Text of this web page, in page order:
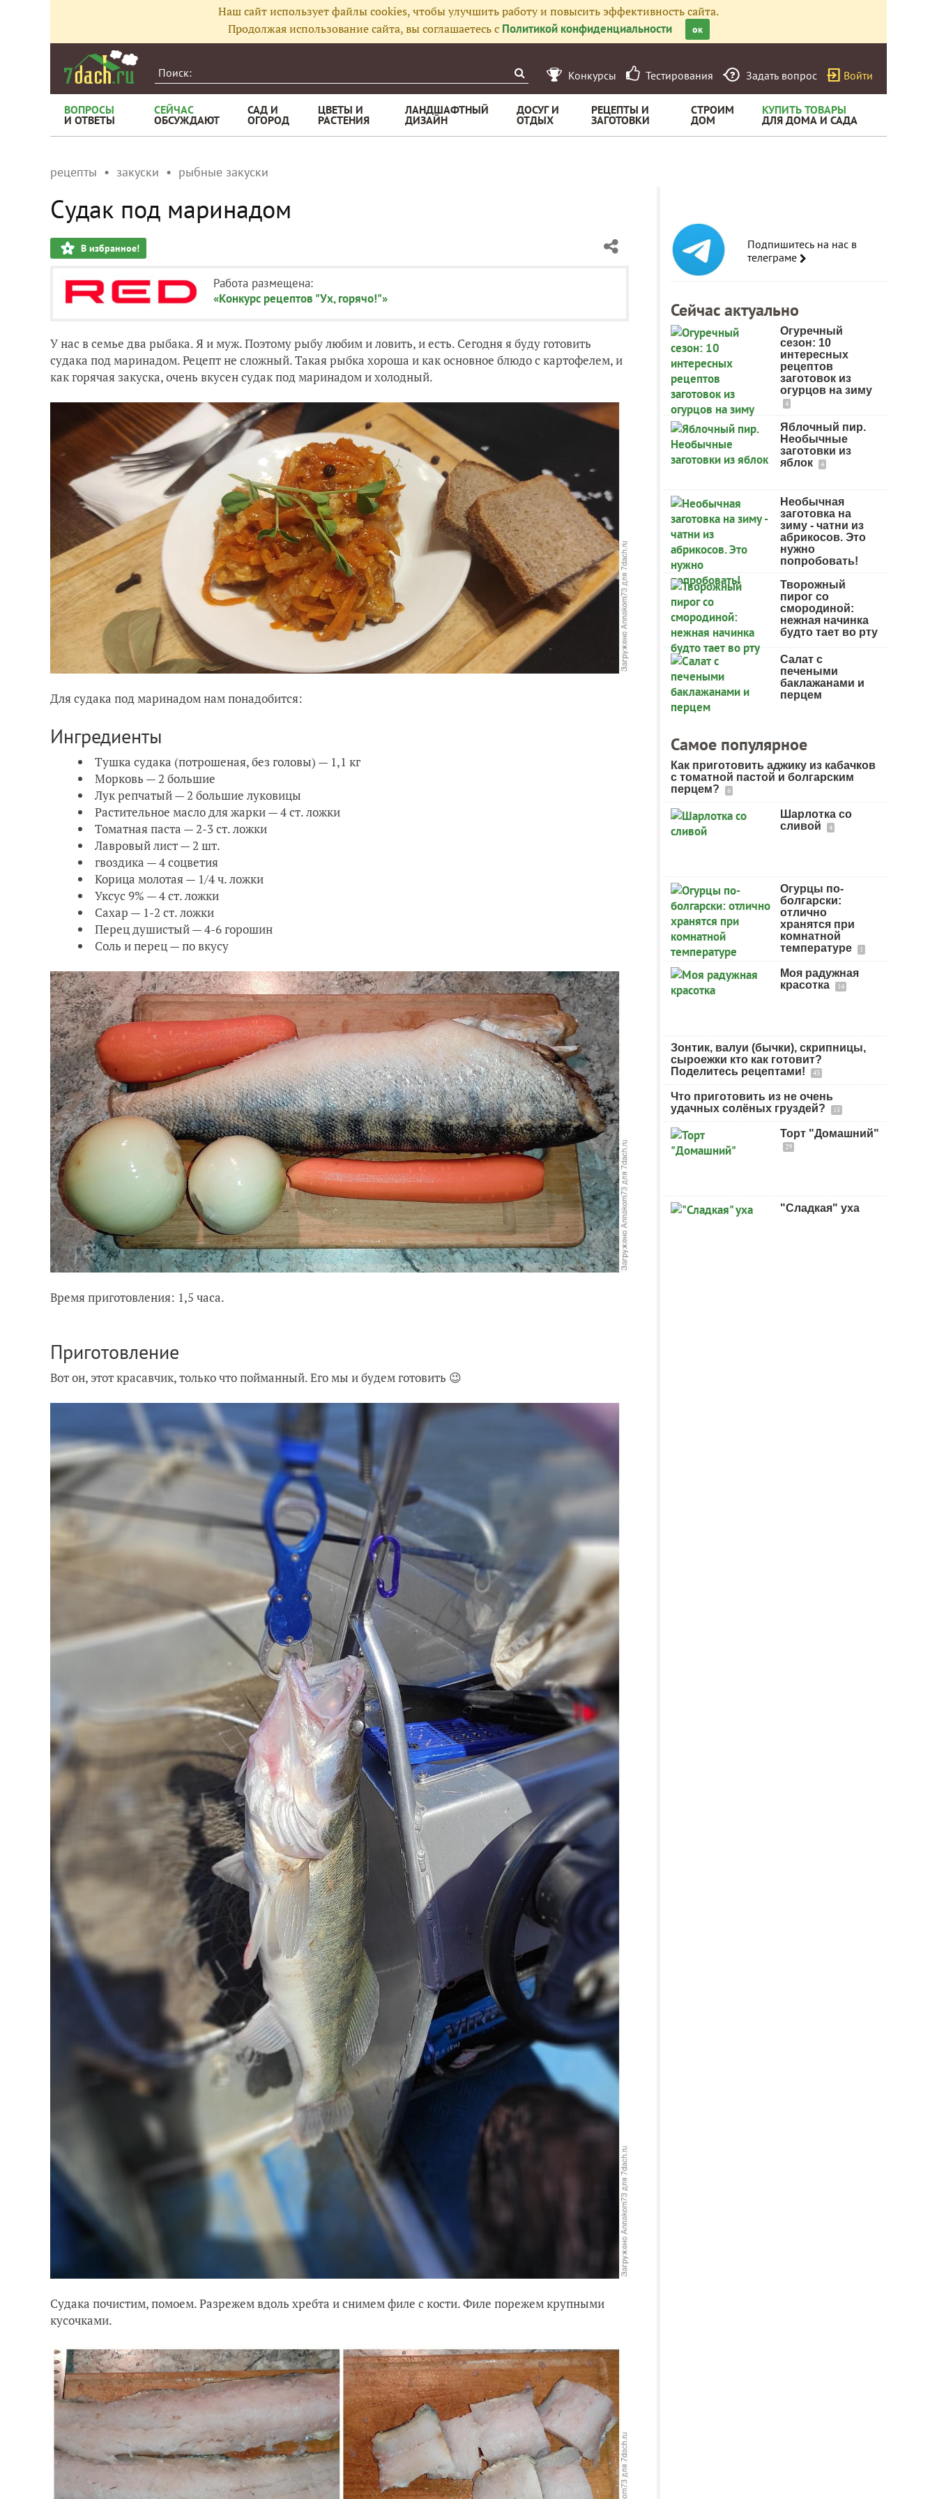
Наш сайт использует файлы cookies, чтобы улучшить работу и повысить эффективность сайта.
Продолжая использование сайта, вы соглашаетесь с Политикой конфиденциальности ок
Конкурсы Тестирования Задать вопрос Войти
ВОПРОСЫ
И ОТВЕТЫ
СЕЙЧАС
ОБСУЖДАЮТ
САД И
ОГОРОД
ЦВЕТЫ И
РАСТЕНИЯ
ЛАНДШАФТНЫЙ
ДИЗАЙН
ДОСУГ И
ОТДЫХ
РЕЦЕПТЫ И
ЗАГОТОВКИ
СТРОИМ
ДОМ
КУПИТЬ ТОВАРЫ
ДЛЯ ДОМА И САДА
рецепты закуски рыбные закуски
Судак под маринадом
В избранное!
Работа размещена:
«Конкурс рецептов "Ух, горячо!"»
У нас в семье два рыбака. Я и муж. Поэтому рыбу любим и ловить, и есть. Сегодня я буду готовить
судака под маринадом. Рецепт не сложный. Такая рыбка хороша и как основное блюдо с картофелем, и
как горячая закуска, очень вкусен судак под маринадом и холодный.
Для судака под маринадом нам понадобится:
Ингредиенты
Тушка судака (потрошеная, без головы) — 1,1 кг
Морковь — 2 большие
Лук репчатый — 2 большие луковицы
Растительное масло для жарки — 4 ст. ложки
Томатная паста — 2-3 ст. ложки
Лавровый лист — 2 шт.
гвоздика — 4 соцветия
Корица молотая — 1/4 ч. ложки
Уксус 9% — 4 ст. ложки
Сахар — 1-2 ст. ложки
Перец душистый — 4-6 горошин
Соль и перец — по вкусу
Время приготовления: 1,5 часа.
Приготовление
Вот он, этот красавчик, только что пойманный. Его мы и будем готовить 😉
Судака почистим, помоем. Разрежем вдоль хребта и снимем филе с кости. Филе порежем крупными
кусочками.
Подпишитесь на нас в
телеграме
Сейчас актуально
Огуречный
сезон: 10
интересных
рецептов
заготовок из
огурцов на зиму
4
Яблочный пир.
Необычные
заготовки из
яблок
4
Необычная
заготовка на
зиму - чатни из
абрикосов. Это
нужно
попробовать!
Творожный
пирог со
смородиной:
нежная начинка
будто тает во рту
Салат с
печеными
баклажанами и
перцем
Самое популярное
Как приготовить аджику из кабачков
с томатной пастой и болгарским
перцем?
6
Шарлотка со
сливой
4
Огурцы по-
болгарски:
отлично
хранятся при
комнатной
температуре
1
Моя радужная
красотка
14
Зонтик, валуи (бычки), скрипницы,
сыроежки кто как готовит?
Поделитесь рецептами!
43
Что приготовить из не очень
удачных солёных груздей?
15
Торт "Домашний"
29
"Сладкая" уха